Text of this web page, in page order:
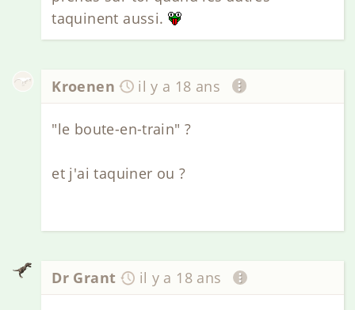
taquinent aussi.
Kroenen il y a 18 ans
"le boute-en-train" ?
et j'ai taquiner ou ?
Dr Grant il y a 18 ans